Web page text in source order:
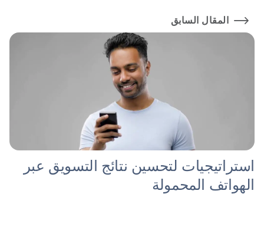
المقال السابق
استراتيجيات لتحسين نتائج التسويق عبر
الهواتف المحمولة